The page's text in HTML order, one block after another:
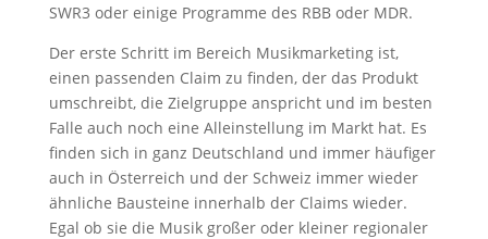
SWR3 oder einige Programme des RBB oder MDR.
Der erste Schritt im Bereich Musikmarketing ist,
einen passenden Claim zu finden, der das Produkt
umschreibt, die Zielgruppe anspricht und im besten
Falle auch noch eine Alleinstellung im Markt hat. Es
finden sich in ganz Deutschland und immer häufiger
auch in Österreich und der Schweiz immer wieder
ähnliche Bausteine innerhalb der Claims wieder.
Egal ob sie die Musik großer oder kleiner regionaler